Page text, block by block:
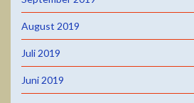
August 2019
Juli 2019
Juni 2019